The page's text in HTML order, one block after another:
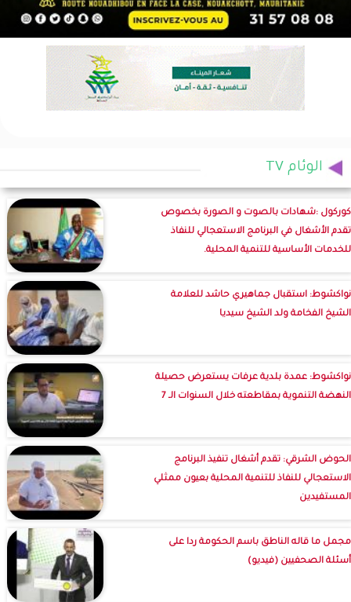
الوئام TV
كوركول :شهادات بالصوت و الصورة بخصوص
تقدم الأشغال في البرنامج الاستعجالي للنفاذ
للخدمات الأساسية للتنمية المحلية.
نواكشوط: استقبال جماهيري حاشد للعلامة
الشيخ الفخامة ولد الشيخ سيديا
نواكشوط: عمدة بلدية عرفات يستعرض حصيلة
النهضة التنموية بمقاطعته خلال السنوات الـ 7
الحوض الشرقي: تقدم أشغال تنفيذ البرنامج
الاستعجالي للنفاذ للتنمية المحلية بعيون ممثلي
المستفيدين
مجمل ما قاله الناطق باسم الحكومة ردا على
أسئلة الصحفيين (فيديو)